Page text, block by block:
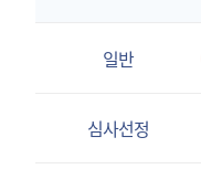
일반
심사선정